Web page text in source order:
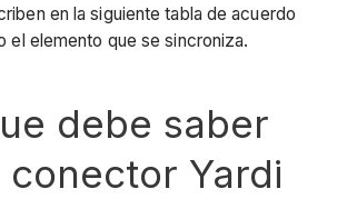
en la siguiente tabla de acuerdo
el elemento que se sincroniza.
debe saber
Yardi